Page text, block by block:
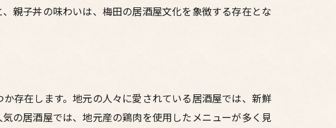
親子丼の味わいは、梅田の居酒屋文化を象徴する存在とな
存在します。地元の人々に愛されている居酒屋では、新鮮
の居酒屋では、地元産の鶏肉を使用したメニューが多く見